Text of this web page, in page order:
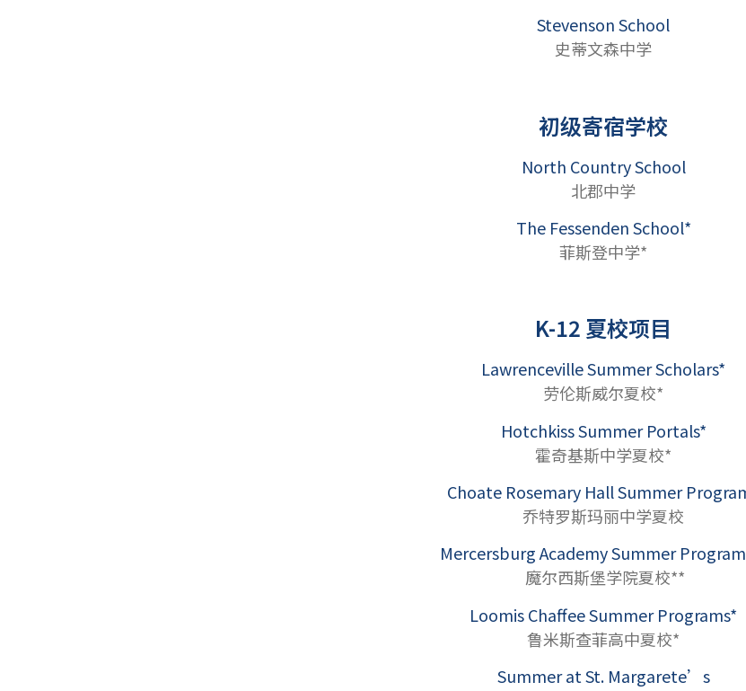
Stevenson School
史蒂文森中学
初级寄宿学校
North Country School
北郡中学
The Fessenden School*
菲斯登中学*
K-12 夏校项目
Lawrenceville Summer Scholars*
劳伦斯威尔夏校*
Hotchkiss Summer Portals*
霍奇基斯中学夏校*
Choate Rosemary Hall Summer
乔特罗斯玛丽中学夏校
Mercersburg Academy Summer
魔尔西斯堡学院夏校**
Loomis Chaffee Summer Programs*
鲁米斯查菲高中夏校*
Summer at St. Margarete’s